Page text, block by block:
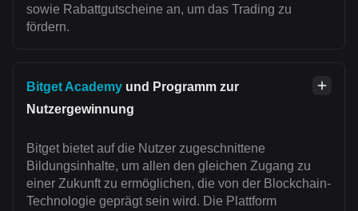
sowie Rabattgutscheine an, um das Trading zu
fördern.
Bitget Academy und Programm zur
Nutzergewinnung
Bitget bietet auf die Nutzer zugeschnittene
Bildungsinhalte, um allen den gleichen Zugang zu
einer Zukunft zu ermöglichen, die von der Blockchain-
Technologie geprägt sein wird. Die Plattform